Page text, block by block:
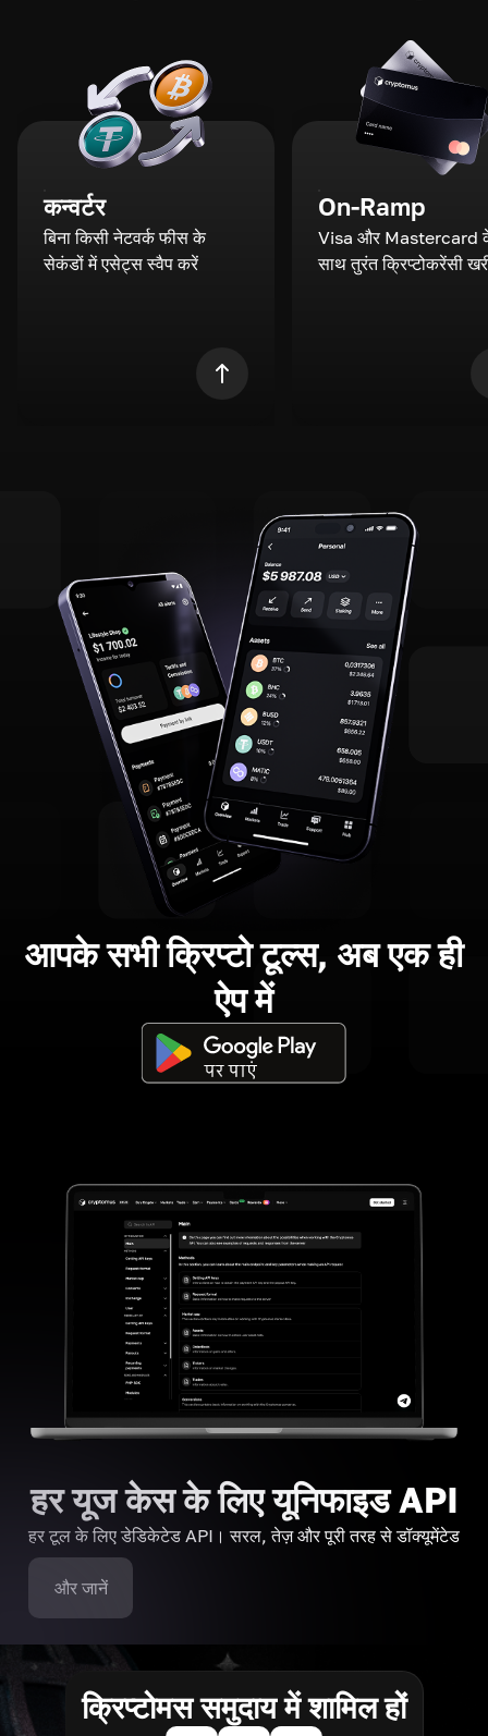
कन्वर्टर
बिना किसी नेटवर्क फीस के
सेकंडों में एसेट्स स्वैप करें
On-Ramp
Visa और Mastercard
साथ तुरंत क्रिप्टोकरेंसी
आपके सभी क्रिप्टो टूल्स, अब एक ही
ऐप में
हर यूज केस के लिए यूनिफाइड API
हर टूल के लिए डेडिकेटेड API। सरल, तेज़ और पूरी तरह से डॉक्यूमेंटेड
और जानें
क्रिप्टोमस समुदाय में शामिल हों